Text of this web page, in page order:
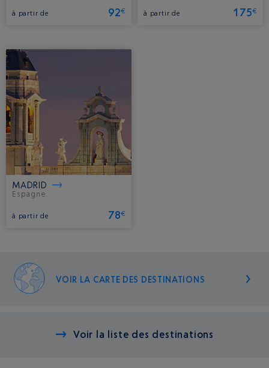
à partir de 92€ à partir de 175€
MADRID
Espagne.
à partir de 78€
VOIR LA CARTE DES DESTINATIONS
Voir la liste des destinations